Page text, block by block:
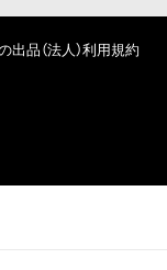
Lawrence -
date.
NFT item name
within the
NFT for the 1st
社幻冬舎が最初に
す。ただし、当
の限定を設けずに
出品（法人）利用規約